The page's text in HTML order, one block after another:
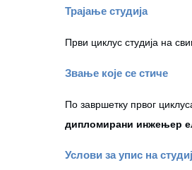
Трајање студија
Први циклус студија на
Звање које се стиче
По завршетку првог
дипломирани инжењер
Услови за упис на